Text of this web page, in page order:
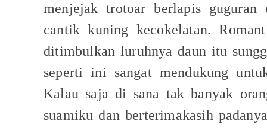
menjejak trotoar berlapis guguran
cantik kuning kecokelatan.
ditimbulkan luruhnya daun itu
seperti ini sangat mendukung
Kalau saja di sana tak banyak
suamiku dan berterimakasih